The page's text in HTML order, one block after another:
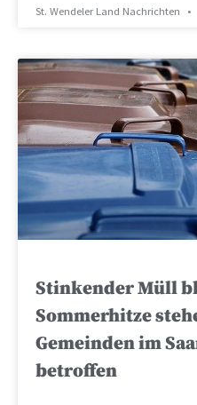
St. Wendeler Land Nachrichten
Stinkender Müll
Sommerhitze
Gemeinden im
betroffen